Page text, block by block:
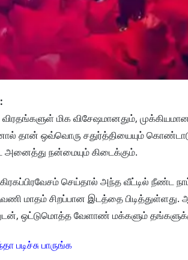
விரதங்களுள் மிக விசேஷமானதும்,
தான் ஒவ்வொரு சதுர்த்தியையும்
அனைத்து நன்மையும் கிடைக்கும்.
செய்தால் அந்த வீட்டில் நீண்ட
மாதம் சிறப்பான இடத்தை பிடித்துள்ளது.
ஒட்டுமொத்த வேளாண் மக்களும்
படிச்சு பாருங்க